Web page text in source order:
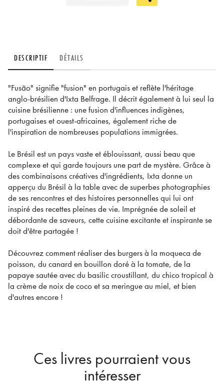
DESCRIPTIF DÉTAILS
"Fusão" signifie "fusion" en portugais et reflète l'héritage
anglo-brésilien d'Ixta Belfrage. Il décrit également à lui seul la
cuisine brésilienne : une fusion d'influences indigènes,
portugaises et ouest-africaines, également riche de
l'inspiration de nombreuses populations immigrées.
Le Brésil est un pays vaste et éblouissant, aussi beau que
complexe et qui garde toujours une part de mystère. Grâce à
des combinaisons créatives d'ingrédients, Ixta donne un
apperçu du Brésil à la table avec de superbes photographies
de ses rencontres et des histoires personnelles qui lui ont
inspiré des recettes pleines de vie. Imprégnée de soleil et
débordante de saveurs, cette cuisine excitante et inspirante se
doit d'être partagée !
Découvrez comment réaliser des burgers à la moqueca de
poisson, du canard en bouillon doré à la tomate, de la
papaye sautée avec du basilic croustillant, du chico tropical à
la crème de noix de coco et sa meringue au miel, et bien
d'autres encore !
Ces livres pourraient vous
intéresser